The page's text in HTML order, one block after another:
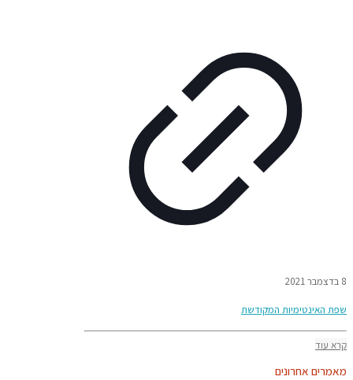
8 בדצמבר 2021
שפת האינטימיות המקודשת
קרא עוד
מאמרים אחרונים